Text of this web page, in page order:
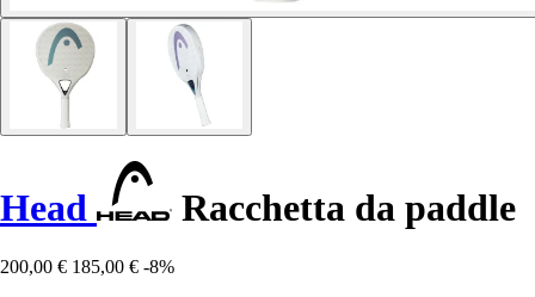
Head Racchetta da paddle
200,00 € 185,00 € -8%